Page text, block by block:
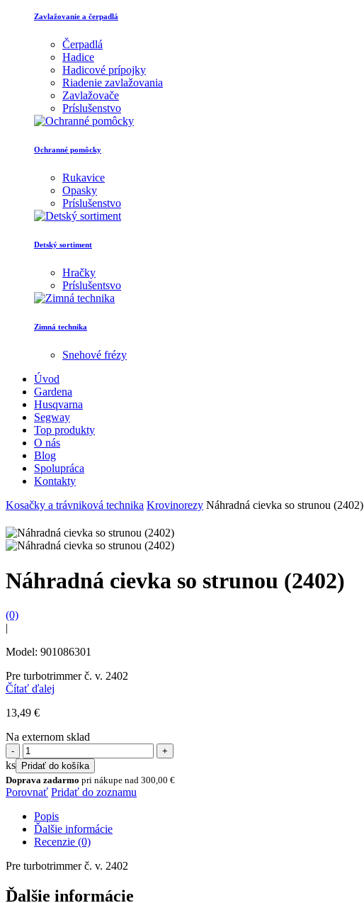
Zavlažovanie a čerpadlá
Čerpadlá
Hadice
Hadicové prípojky
Riadenie zavlažovania
Zavlažovače
Príslušenstvo
Ochranné pomôcky
Rukavice
Opasky
Príslušenstvo
Detský sortiment
Hračky
Príslušentsvo
Zimná technika
Snehové frézy
Úvod
Gardena
Husqvarna
Segway
Top produkty
O nás
Blog
Spolupráca
Kontakty
Kosačky a trávniková technika Krovinorezy Náhradná cievka so strunou (2402)
Náhradná cievka so strunou (2402)
(0)
|
Model: 901086301
Pre turbotrimmer č. v. 2402
Čítať ďalej
13,49 €
Na externom sklad
množstvo
Náhradná
cievka
so
strunou
(2402)
ks
Pridať do košíka
Doprava zadarmo pri nákupe nad 300,00 €
Porovnať Pridať do zoznamu
Popis
Ďalšie informácie
Recenzie (0)
Pre turbotrimmer č. v. 2402
Ďalšie informácie